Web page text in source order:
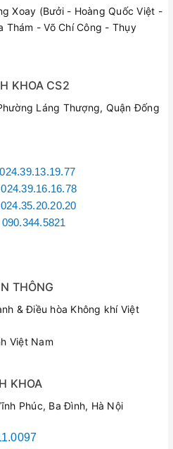
Xoay (Bưởi - Hoàng Quốc Việt -
Thám - Võ Chí Công - Thụy
KHOA CS2
Láng Thượng, Quận Đống
024.39.13.19.77
024.39.16.16.78
024.35.20.20.20
090.344.5821
THÔNG
& Điều hòa Không khí Việt
Việt Nam
KHOA
Phúc, Ba Đình, Hà Nội